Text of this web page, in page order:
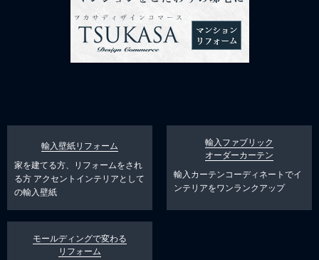
輸入壁紙リフォーム
家を建てる方、リフォームをされ
る方 アクセントインテリアとして
の輸入壁紙
輸入ファブリック
オーダーカーテン
輸入カーテンコーディネートでイ
ンテリアをワンランクアップ
モールディングで変わる
リフォーム